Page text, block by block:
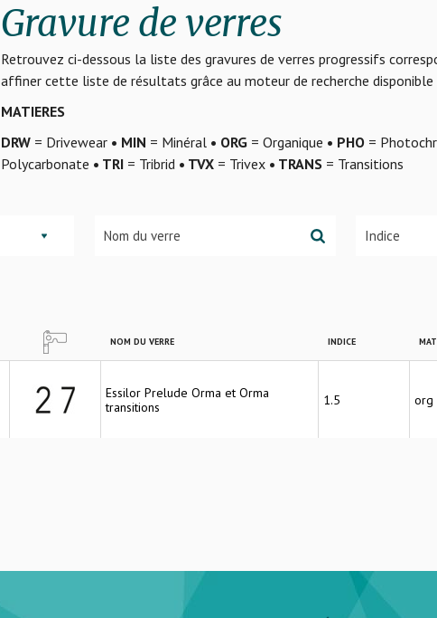
Gravure de verres
Retrouvez ci-dessous la liste des gravures de verres progressifs
affiner cette liste de résultats grâce au moteur de recherche disponible
MATIERES
DRW= Drivewear • MIN = Minéral • ORG= Organique • PHO=
Polycarbonate • TRI= Tribrid • TVX= Trivex • TRANS= Transitions
NOM DU VERRE INDICE
Essilor Prelude Orma et Orma
transitions
1.5 org